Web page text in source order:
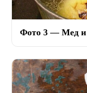
Фото 3 — Мед и